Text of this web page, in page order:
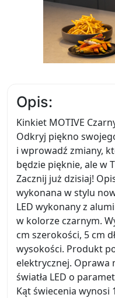
Opis:
Kinkiet MOTIVE
Odkryj piękno
i wprowadź zmiany,
będzie pięknie, ale w
Zacznij już dzisiaj!
wykonana w stylu
LED wykonany z
w kolorze czarnym.
cm szerokości, 5 cm
wysokości. Produkt
elektrycznej. Oprawa
światła LED o
Kąt świecenia